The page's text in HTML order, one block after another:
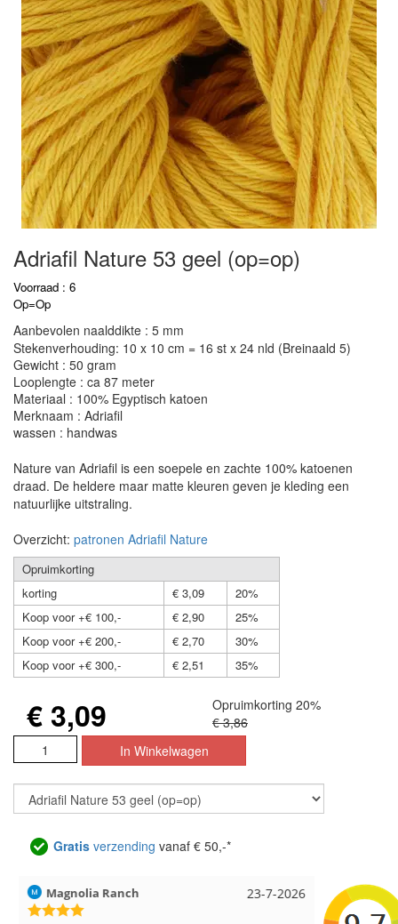
Adriafil Nature 53 geel (op=op)
Voorraad : 6
Op=Op
Aanbevolen naalddikte : 5 mm
Stekenverhouding: 10 x 10 cm = 16 st x 24 nld (Breinaald 5)
Gewicht : 50 gram
Looplengte : ca 87 meter
Materiaal : 100% Egyptisch katoen
Merknaam : Adriafil
wassen : handwas
Nature van Adriafil is een soepele en zachte 100% katoenen
draad. De heldere maar matte kleuren geven je kleding een
natuurlijke uitstraling.
Overzicht: patronen Adriafil Nature
Opruimkorting
korting
€ 3,09
20%
Koop voor +€ 100,-
€ 2,90
25%
Koop voor +€ 200,-
€ 2,70
30%
Koop voor +€ 300,-
€ 2,51 35%
€ 3,09
Opruimkorting 20%
€ 3,86
Gratis verzending vanaf € 50,-*
23-7-2026
Magnolia Ranch Hilde uit